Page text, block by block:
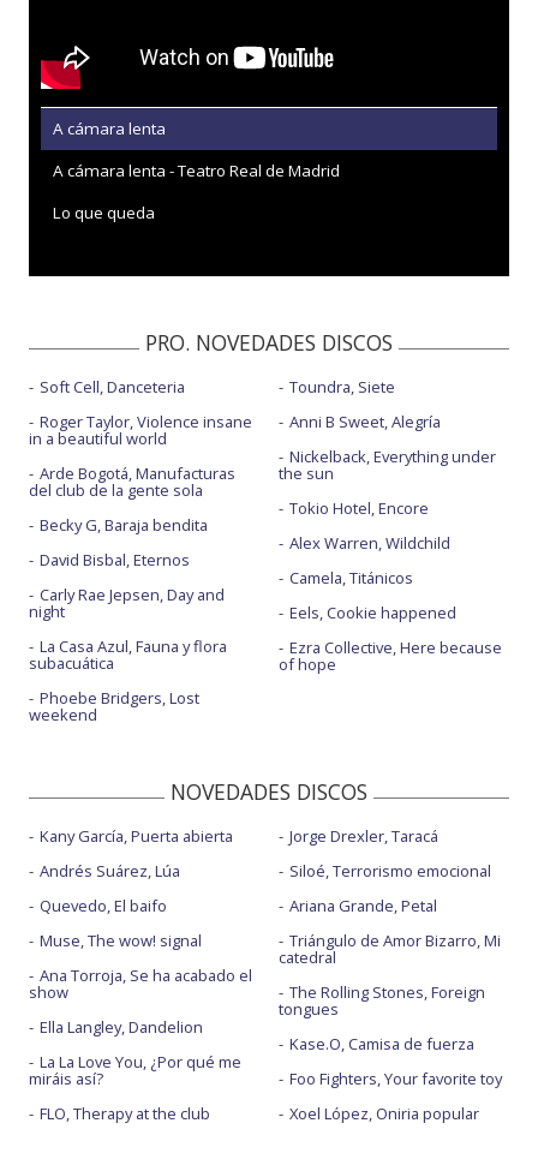
A cámara lenta
A cámara lenta - Teatro Real de Madrid
Lo que queda
PRO. NOVEDADES DISCOS
Soft Cell, Danceteria
Roger Taylor, Violence insane
in a beautiful world
Arde Bogotá, Manufacturas
del club de la gente sola
Becky G, Baraja bendita
David Bisbal, Eternos
Carly Rae Jepsen, Day and
night
La Casa Azul, Fauna y flora
subacuática
Phoebe Bridgers, Lost
weekend
Toundra, Siete
Anni B Sweet, Alegría
Nickelback, Everything under
the sun
Tokio Hotel, Encore
Alex Warren, Wildchild
Camela, Titánicos
Eels, Cookie happened
Ezra Collective, Here because
of hope
NOVEDADES DISCOS
Kany García, Puerta abierta
Andrés Suárez, Lúa
Quevedo, El baifo
Muse, The wow! signal
Ana Torroja, Se ha acabado el
show
Ella Langley, Dandelion
La La Love You, ¿Por qué me
miráis así?
FLO, Therapy at the club
Jorge Drexler, Taracá
Siloé, Terrorismo emocional
Ariana Grande, Petal
Triángulo de Amor Bizarro, Mi
catedral
The Rolling Stones, Foreign
tongues
Kase.O, Camisa de fuerza
Foo Fighters, Your favorite toy
Xoel López, Oniria popular